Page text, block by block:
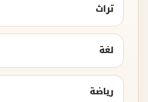
تراث
لغة
رياضة